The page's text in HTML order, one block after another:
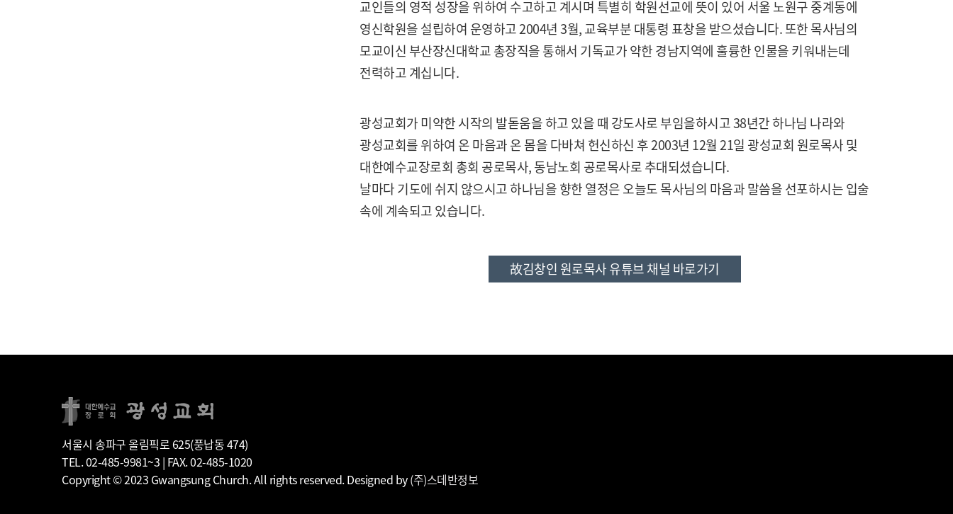
교인들의 영적 성장을 위하여 수고하고 계시며 특별히 학원선교에 뜻이 있어 서울 노원구 중계동에
영신학원을 설립하여 운영하고 2004년 3월, 교육부분 대통령 표창을 받으셨습니다. 또한 목사님의
모교이신 부산장신대학교 총장직을 통해서 기독교가 약한 경남지역에 훌륭한 인물을 키워내는데
전력하고 계십니다.
광성교회가 미약한 시작의 발돋움을 하고 있을 때 강도사로 부임을하시고 38년간 하나님 나라와
광성교회를 위하여 온 마음과 온 몸을 다바쳐 헌신하신 후 2003년 12월 21일 광성교회 원로목사 및
대한예수교장로회 총회 공로목사, 동남노회 공로목사로 추대되셨습니다.
날마다 기도에 쉬지 않으시고 하나님을 향한 열정은 오늘도 목사님의 마음과 말씀을 선포하시는 입술
속에 계속되고 있습니다.
故김창인 원로목사 유튜브 채널 바로가기
서울시 송파구 올림픽로 625(풍납동 474)
TEL. 02-485-9981~3 | FAX. 02-485-1020
Copyright © 2023 Gwangsung Church. All rights reserved. Designed by (주)스데반정보